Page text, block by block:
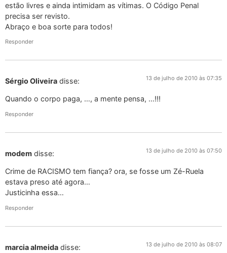
estão livres e ainda intimidam as vítimas. O Código Penal
precisa ser revisto.
Abraço e boa sorte para todos!
Responder
Sérgio Oliveira disse: 13 de julho de 2010 às 07:35
Quando o corpo paga, …, a mente pensa, …!!!
Responder
modem disse: 13 de julho de 2010 às 07:50
Crime de RACISMO tem fiança? ora, se fosse um Zé-Ruela
estava preso até agora…
Justicinha essa…
Responder
marcia almeida disse: 13 de julho de 2010 às 08:07